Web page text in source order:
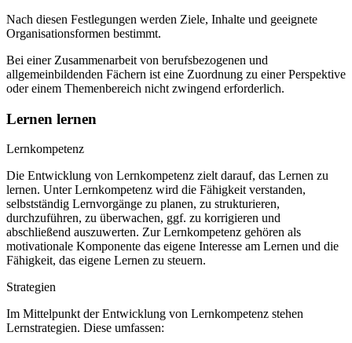
Nach diesen Festlegungen werden Ziele, Inhalte und geeignete
Organisationsformen bestimmt.
Bei einer Zusammenarbeit von berufsbezogenen und
allgemeinbildenden Fächern ist eine Zuordnung zu einer Perspektive
oder einem Themenbereich nicht zwingend erforderlich.
Lernen lernen
Lernkompetenz
Die Entwicklung von Lernkompetenz zielt darauf, das Lernen zu
lernen. Unter Lernkompetenz wird die Fähigkeit verstanden,
selbstständig Lernvorgänge zu planen, zu strukturieren,
durchzuführen, zu überwachen, ggf. zu korrigieren und
abschließend auszuwerten. Zur Lernkompetenz gehören als
motivationale Komponente das eigene Interesse am Lernen und die
Fähigkeit, das eigene Lernen zu steuern.
Strategien
Im Mittelpunkt der Entwicklung von Lernkompetenz stehen
Lernstrategien. Diese umfassen: